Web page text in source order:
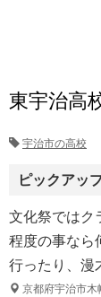
東宇治高
宇治市の高校
ピックアッ
文化祭ではク
程度の事なら
行ったり、漫
京都府宇治市